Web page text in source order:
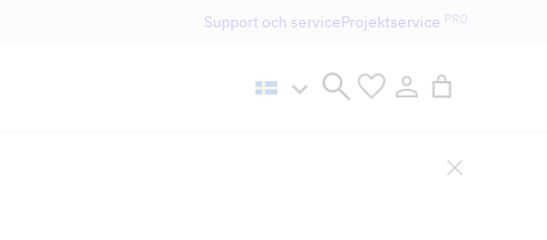
håller öppet som vanligt.Support och serviceProjektservice PRO